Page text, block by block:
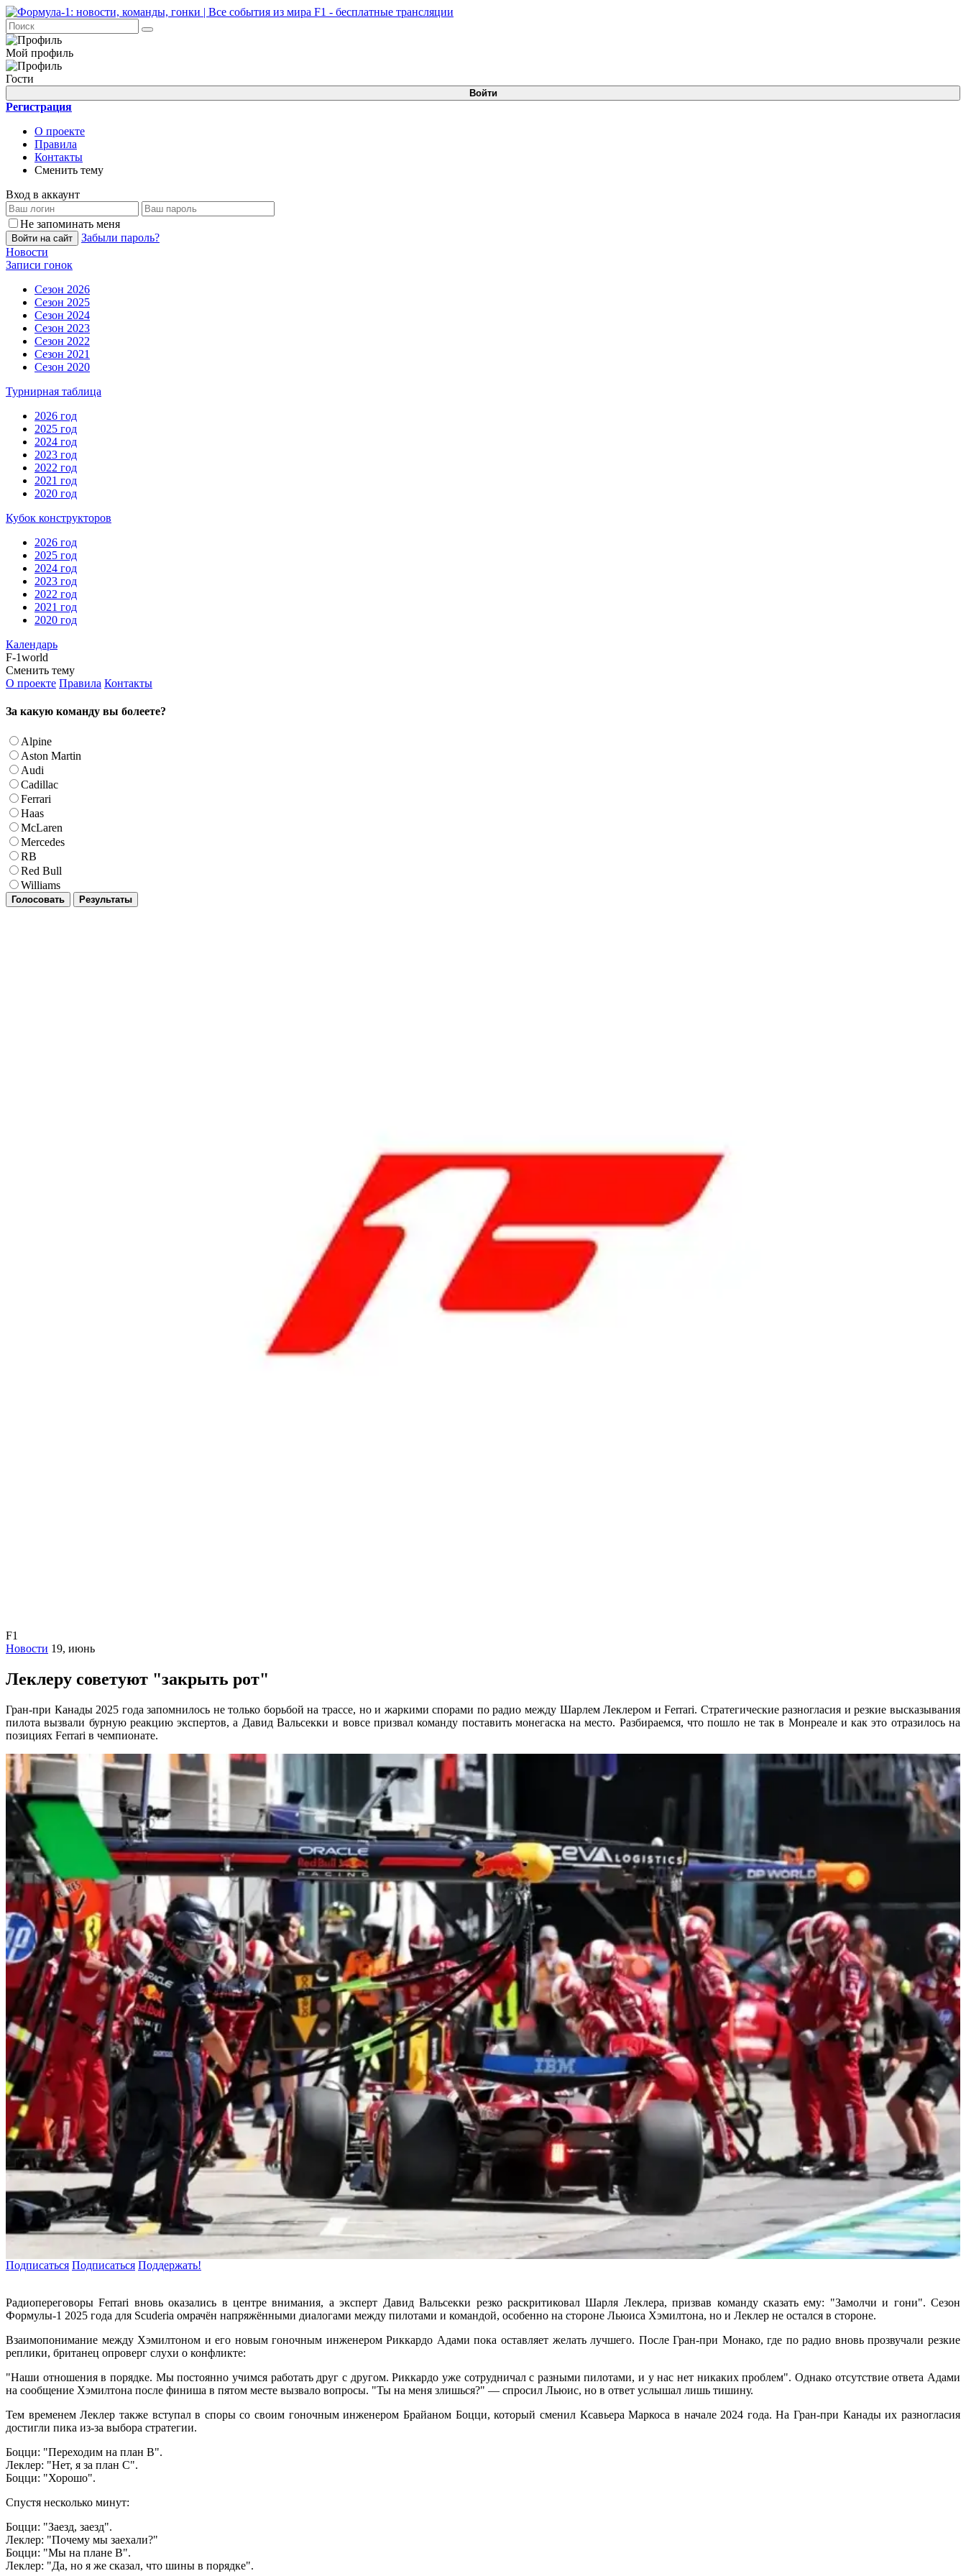
Мой профиль
Гости
Войти
Регистрация
О проекте
Правила
Контакты
Сменить тему
Вход в аккаунт
Не запоминать меня
Войти на сайт
Забыли пароль?
Новости
Записи гонок
Сезон 2026
Сезон 2025
Сезон 2024
Сезон 2023
Сезон 2022
Сезон 2021
Сезон 2020
Турнирная таблица
2026 год
2025 год
2024 год
2023 год
2022 год
2021 год
2020 год
Кубок конструкторов
2026 год
2025 год
2024 год
2023 год
2022 год
2021 год
2020 год
Календарь
F-1world
Сменить тему
О проекте Правила Контакты
За какую команду вы болеете?
Alpine
Aston Martin
Audi
Cadillac
Ferrari
Haas
McLaren
Mercedes
RB
Red Bull
Williams
Голосовать Результаты
F1
Новости 19, июнь
Леклеру советуют "закрыть рот"
Гран-при Канады 2025 года запомнилось не только борьбой на трассе, но и жаркими спорами по радио между Шарлем Леклером и Ferrari. Стратегические разногласия и резкие высказывания
пилота вызвали бурную реакцию экспертов, а Давид Вальсекки и вовсе призвал команду поставить монегаска на место. Разбираемся, что пошло не так в Монреале и как это отразилось на
позициях Ferrari в чемпионате.
Подписаться Подписаться Поддержать!
Радиопереговоры Ferrari вновь оказались в центре внимания, а эксперт Давид Вальсекки резко раскритиковал Шарля Леклера, призвав команду сказать ему: "Замолчи и гони". Сезон
Формулы-1 2025 года для Scuderia омрачён напряжёнными диалогами между пилотами и командой, особенно на стороне Льюиса Хэмилтона, но и Леклер не остался в стороне.
Взаимопонимание между Хэмилтоном и его новым гоночным инженером Риккардо Адами пока оставляет желать лучшего. После Гран-при Монако, где по радио вновь прозвучали резкие
реплики, британец опроверг слухи о конфликте:
"Наши отношения в порядке. Мы постоянно учимся работать друг с другом. Риккардо уже сотрудничал с разными пилотами, и у нас нет никаких проблем". Однако отсутствие ответа Адами
на сообщение Хэмилтона после финиша в пятом месте вызвало вопросы. "Ты на меня злишься?" — спросил Льюис, но в ответ услышал лишь тишину.
Тем временем Леклер также вступал в споры со своим гоночным инженером Брайаном Боцци, который сменил Ксавьера Маркоса в начале 2024 года. На Гран-при Канады их разногласия
достигли пика из-за выбора стратегии.
Боцци: "Переходим на план B".
Леклер: "Нет, я за план C".
Боцци: "Хорошо".
Спустя несколько минут:
Боцци: "Заезд, заезд".
Леклер: "Почему мы заехали?"
Боцци: "Мы на плане B".
Леклер: "Да, но я же сказал, что шины в порядке".